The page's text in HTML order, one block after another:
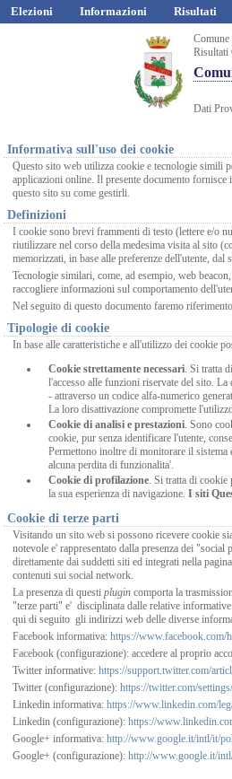
Elezioni Informazioni Risultati
Comune
Risultati
Dati
Informativa sull'uso dei cookie
Questo sito web utilizza cookie e tecnologie simili
applicazioni online. Il presente documento
questo sito su come gestirli.
Definizioni
I cookie sono brevi frammenti di testo (lettere e/o
riutilizzare nel corso della medesima visita al sito
memorizzati, in base alle preferenze dell'utente, dal
Tecnologie similari, come, ad esempio, web
raccogliere informazioni sul comportamento
Nel seguito di questo documento faremo
Tipologie di cookie
In base alle caratteristiche e all'utilizzo dei cookie
Cookie strettamente necessari. Si tratta
l'accesso alle funzioni riservate del sito.
- attraverso un codice alfa-numerico
La loro disattivazione compromette
Cookie di analisi e prestazioni. Sono
cookie, pur senza identificare l'utente,
Permettono inoltre di monitorare il sistema
alcuna perdita di funzionalita'.
Cookie di profilazione. Si tratta di cookie
la sua esperienza di navigazione. I siti
Cookie di terze parti
Visitando un sito web si possono ricevere cookie
notevole e' rappresentato dalla presenza dei
direttamente dai suddetti siti ed integrati nella
contenuti sui social network.
La presenza di questi plugin comporta la
"terze parti" e' disciplinata dalle relative
qui di seguito gli indirizzi web delle diverse
Facebook informativa: https://www.facebook.com/
Facebook (configurazione): accedere al proprio
Twitter informative: https://support.twitter.com/
Twitter (configurazione): https://twitter.com/
Linkedin informativa: https://www.linkedin.com/
Linkedin (configurazione): https://
Google+ informativa: http://www.google.it/intl/it/
Google+ (configurazione): http://www.google.it/